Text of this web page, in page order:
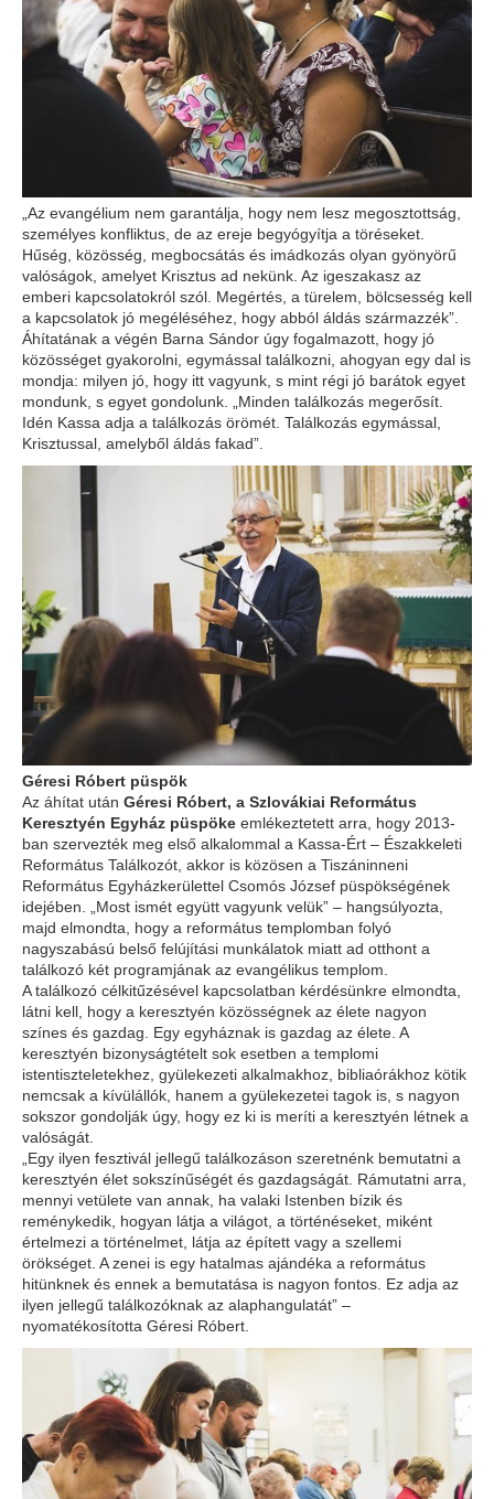
„Az evangélium nem garantálja, hogy nem lesz megosztottság,
személyes konfliktus, de az ereje begyógyítja a töréseket.
Hűség, közösség, megbocsátás és imádkozás olyan gyönyörű
valóságok, amelyet Krisztus ad nekünk. Az igeszakasz az
emberi kapcsolatokról szól. Megértés, a türelem, bölcsesség kell
a kapcsolatok jó megéléséhez, hogy abból áldás származzék”.
Áhítatának a végén Barna Sándor úgy fogalmazott, hogy jó
közösséget gyakorolni, egymással találkozni, ahogyan egy dal is
mondja: milyen jó, hogy itt vagyunk, s mint régi jó barátok egyet
mondunk, s egyet gondolunk. „Minden találkozás megerősít.
Idén Kassa adja a találkozás örömét. Találkozás egymással,
Krisztussal, amelyből áldás fakad”.
Géresi Róbert püspök
Az áhítat után Géresi Róbert, a Szlovákiai Református
Keresztyén Egyház püspöke emlékeztetett arra, hogy 2013-
ban szervezték meg első alkalommal a Kassa-Ért – Északkeleti
Református Találkozót, akkor is közösen a Tiszáninneni
Református Egyházkerülettel Csomós József püspökségének
idejében. „Most ismét együtt vagyunk velük” – hangsúlyozta,
majd elmondta, hogy a református templomban folyó
nagyszabású belső felújítási munkálatok miatt ad otthont a
találkozó két programjának az evangélikus templom.
A találkozó célkitűzésével kapcsolatban kérdésünkre elmondta,
látni kell, hogy a keresztyén közösségnek az élete nagyon
színes és gazdag. Egy egyháznak is gazdag az élete. A
keresztyén bizonyságtételt sok esetben a templomi
istentiszteletekhez, gyülekezeti alkalmakhoz, bibliaórákhoz kötik
nemcsak a kívülállók, hanem a gyülekezetei tagok is, s nagyon
sokszor gondolják úgy, hogy ez ki is meríti a keresztyén létnek a
valóságát.
„Egy ilyen fesztivál jellegű találkozáson szeretnénk bemutatni a
keresztyén élet sokszínűségét és gazdagságát. Rámutatni arra,
mennyi vetülete van annak, ha valaki Istenben bízik és
reménykedik, hogyan látja a világot, a történéseket, miként
értelmezi a történelmet, látja az épített vagy a szellemi
örökséget. A zenei is egy hatalmas ajándéka a református
hitünknek és ennek a bemutatása is nagyon fontos. Ez adja az
ilyen jellegű találkozóknak az alaphangulatát” –
nyomatékosította Géresi Róbert.